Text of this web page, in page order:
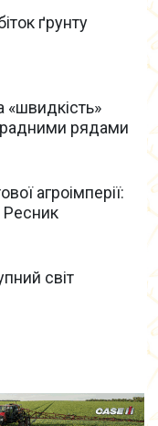
ґрунту
«швидкість»
рядами
агроімперії:
Ресник
світ